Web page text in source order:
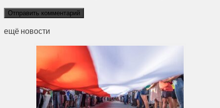
ещё новости